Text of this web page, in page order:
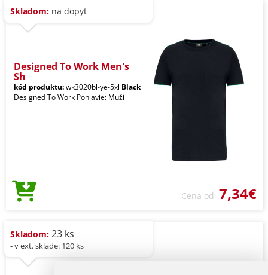
Skladom: na dopyt
Designed To Work Men's
Sh
kód produktu:wk3020bl-ye-5xl Black
Designed To Work Pohlavie: Muži
Cena od 7,34€
Skladom: 23 ks
- v ext. sklade: 120 ks